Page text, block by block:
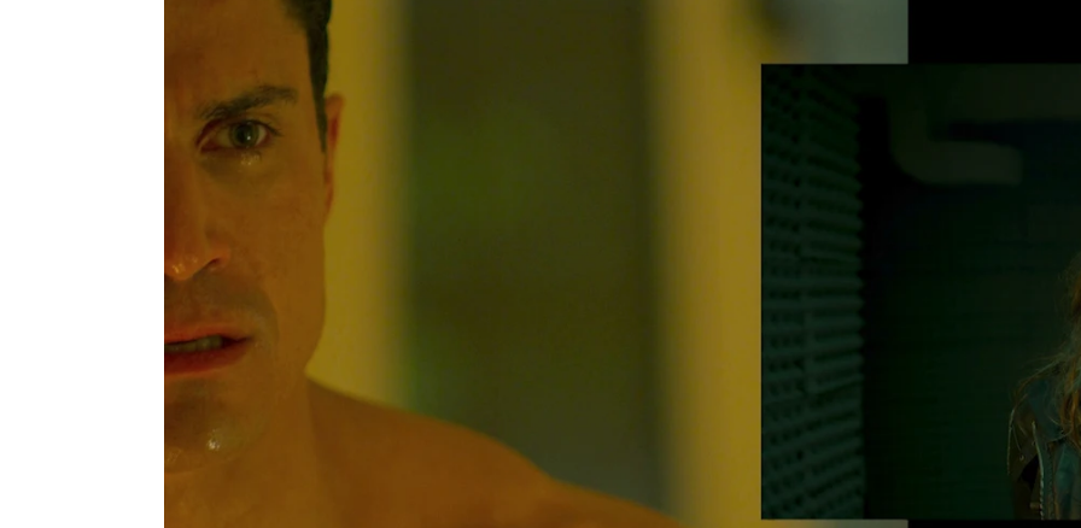
atresplayer
Madrid
Publicado: 31 de octubre de 2021, 13:02
Whatsapp
tiene secuestrada a
en algún lugar misterioso para
poder hacerle chantaje a su poderoso hermano El Turco. Ambos
tienen la sangre muy fría, y no se dejan manipular, pero cuando se